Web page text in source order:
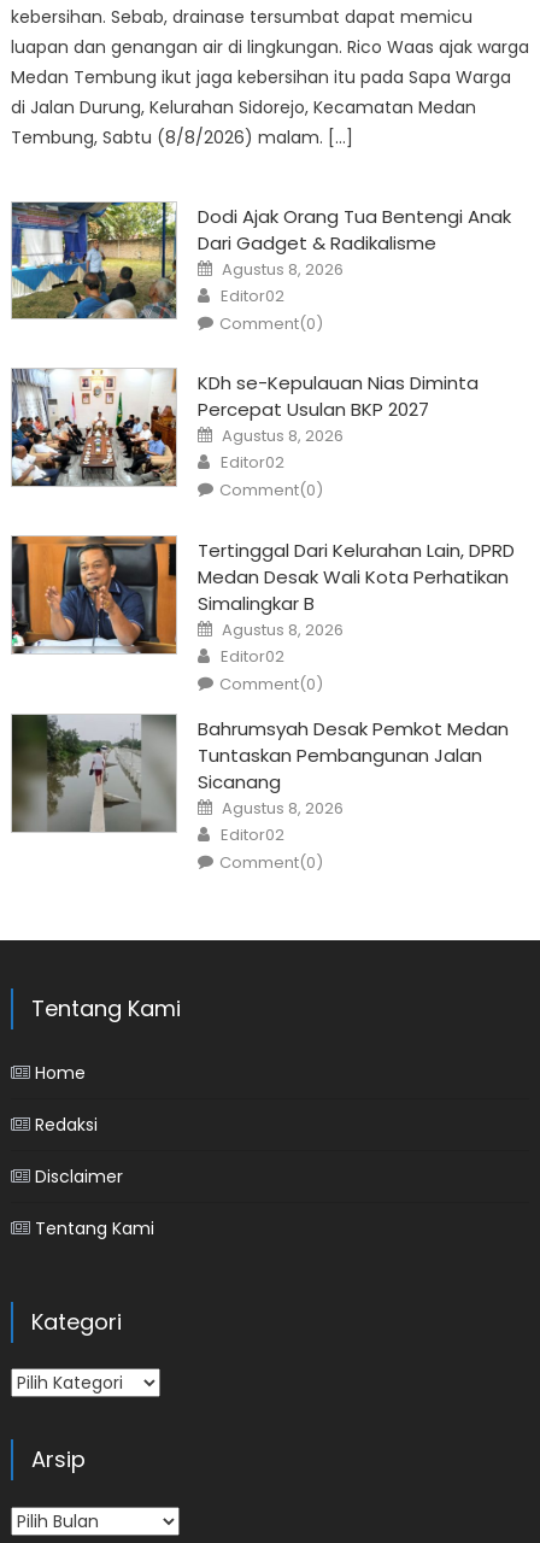
kebersihan. Sebab, drainase tersumbat dapat memicu
luapan dan genangan air di lingkungan. Rico Waas ajak warga
Medan Tembung ikut jaga kebersihan itu pada Sapa Warga
di Jalan Durung, Kelurahan Sidorejo, Kecamatan Medan
Tembung, Sabtu (8/8/2026) malam. […]
Dodi Ajak Orang Tua Bentengi Anak
Dari Gadget & Radikalisme
Posted
on
Agustus 8, 2026
Author
Editor02
Comment(0)
KDh se-Kepulauan Nias Diminta
Percepat Usulan BKP 2027
Posted
on
Agustus 8, 2026
Author
Editor02
Comment(0)
Tertinggal Dari Kelurahan Lain, DPRD
Medan Desak Wali Kota Perhatikan
Simalingkar B
Posted
on
Agustus 8, 2026
Author
Editor02
Comment(0)
Bahrumsyah Desak Pemkot Medan
Tuntaskan Pembangunan Jalan
Sicanang
Posted
on
Agustus 8, 2026
Author
Editor02
Comment(0)
Tentang Kami
Home
Redaksi
Disclaimer
Tentang Kami
Kategori
Kategori
Arsip
Arsip